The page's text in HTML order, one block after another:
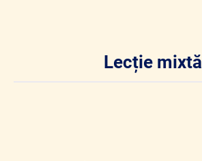
Lecție mixtă